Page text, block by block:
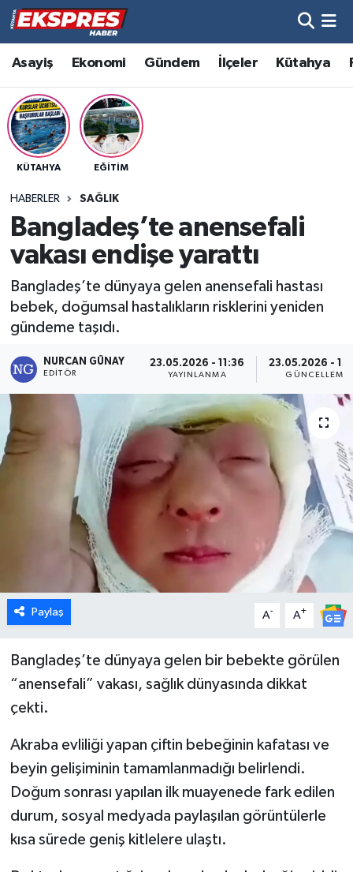
Asayiş Ekonomi Gündem İlçeler Kütahya
KÜTAHYA EĞITIM
HABERLER SAĞLIK
Bangladeş’te anensefali
vakası endişe yarattı
Bangladeş’te dünyaya gelen anensefali hastası
bebek, doğumsal hastalıkların risklerini yeniden
gündeme taşıdı.
NURCAN GÜNAY
EDITÖR
23.05.2026 - 11:36
YAYINLANMA
23.05.2026 -
GÜNCELLEME
Paylaş A- A+
Bangladeş’te dünyaya gelen bir bebekte görülen
“anensefali” vakası, sağlık dünyasında dikkat
çekti.
Akraba evliliği yapan çiftin bebeğinin kafatası ve
beyin gelişiminin tamamlanmadığı belirlendi.
Doğum sonrası yapılan ilk muayenede fark edilen
durum, sosyal medyada paylaşılan görüntülerle
kısa sürede geniş kitlelere ulaştı.
Altıntaş
Asayiş
Aslanapa
Bölge
Çavdarhisar
Domaniç
Eğitim
Ekonomi
Emet
Foto Galeri
Genel
Gündem
Hisarcık
İlçeler
Kültür Sanat
Hava Durumu
Trafik Durumu
Süper Lig Puan Durumu ve Fikstür
Son Dakika Haberleri
Haber Arşivi